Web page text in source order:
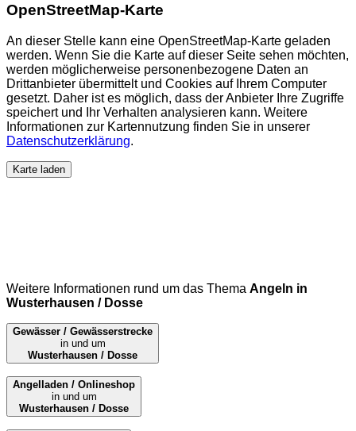
OpenStreetMap-Karte
An dieser Stelle kann eine OpenStreetMap-Karte geladen
werden. Wenn Sie die Karte auf dieser Seite sehen möchten,
werden möglicherweise personenbezogene Daten an
Drittanbieter übermittelt und Cookies auf Ihrem Computer
gesetzt. Daher ist es möglich, dass der Anbieter Ihre Zugriffe
speichert und Ihr Verhalten analysieren kann. Weitere
Informationen zur Kartennutzung finden Sie in unserer
Datenschutzerklärung.
Karte laden
Weitere Informationen rund um das Thema Angeln in
Wusterhausen / Dosse
Gewässer / Gewässerstrecke
in und um
Wusterhausen / Dosse
Angelladen / Onlineshop
in und um
Wusterhausen / Dosse